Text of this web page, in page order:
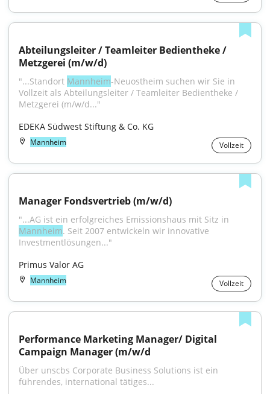
Abteilungsleiter / Teamleiter Bedientheke /
Metzgerei (m/w/d)
"...Standort Mannheim-Neuostheim suchen wir Sie in
Vollzeit als Abteilungsleiter / Teamleiter Bedientheke /
Metzgerei (m/w/d..."
EDEKA Südwest Stiftung & Co. KG
Mannheim Vollzeit
Manager Fondsvertrieb (m/w/d)
Mannheim. Seit 2007 entwickeln wir innovative
Investmentlösungen..."
Primus Valor AG
Mannheim Vollzeit
Performance Marketing Manager/ Digital
Campaign Manager (m/w/d
Über unscbs Corporate Business Solutions ist ein
führendes, international tätiges...